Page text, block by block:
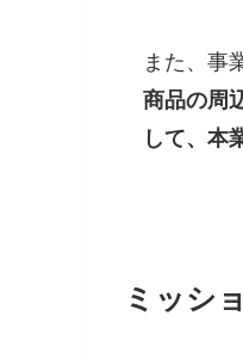
また、事
商品の周
して、本
ミッシ